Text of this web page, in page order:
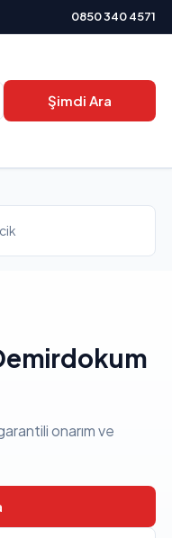
0850 340 4571
Şimdi Ara
onarım ve